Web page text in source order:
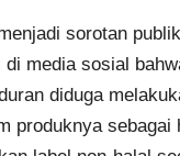
sorotan
di media sosial
diduga
produknya sebagai